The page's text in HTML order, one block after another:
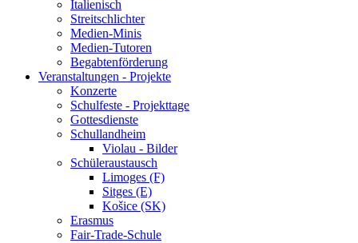
Italienisch
Streitschlichter
Medien-Minis
Medien-Tutoren
Begabtenförderung
Veranstaltungen - Projekte
Konzerte
Schulfeste - Projekttage
Gottesdienste
Schullandheim
Violau - Bilder
Schüleraustausch
Limoges (F)
Sitges (E)
Košice (SK)
Erasmus
Fair-Trade-Schule